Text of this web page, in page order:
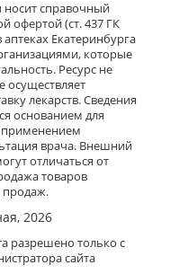
носит справочный
офертой (ст. 437 ГК
Екатеринбурга
которые
Ресурс не
осуществляет
лекарств. Сведения
основанием для
применением
врача. Внешний
отличаться от
товаров
продаж.
2026
разрешено только с
сайта